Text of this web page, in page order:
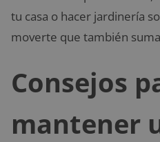
tu casa o hacer jardinería
moverte que también
Consejos
mantener